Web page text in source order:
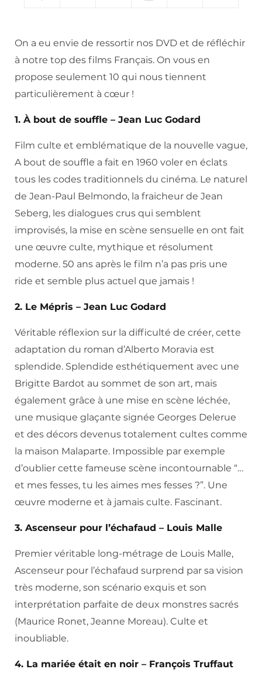
On a eu envie de ressortir nos DVD et de réfléchir
à notre top des films Français. On vous en
propose seulement 10 qui nous tiennent
particulièrement à cœur !
1. À bout de souffle – Jean Luc Godard
Film culte et emblématique de la nouvelle vague,
A bout de souffle a fait en 1960 voler en éclats
tous les codes traditionnels du cinéma. Le naturel
de Jean-Paul Belmondo, la fraicheur de Jean
Seberg, les dialogues crus qui semblent
improvisés, la mise en scène sensuelle en ont fait
une œuvre culte, mythique et résolument
moderne. 50 ans après le film n’a pas pris une
ride et semble plus actuel que jamais !
2. Le Mépris – Jean Luc Godard
Véritable réflexion sur la difficulté de créer, cette
adaptation du roman d’Alberto Moravia est
splendide. Splendide esthétiquement avec une
Brigitte Bardot au sommet de son art, mais
également grâce à une mise en scène léchée,
une musique glaçante signée Georges Delerue
et des décors devenus totalement cultes comme
la maison Malaparte. Impossible par exemple
d’oublier cette fameuse scène incontournable “…
et mes fesses, tu les aimes mes fesses ?”. Une
œuvre moderne et à jamais culte. Fascinant.
3. Ascenseur pour l’échafaud – Louis Malle
Premier véritable long-métrage de Louis Malle,
Ascenseur pour l’échafaud surprend par sa vision
très moderne, son scénario exquis et son
interprétation parfaite de deux monstres sacrés
(Maurice Ronet, Jeanne Moreau). Culte et
inoubliable.
4. La mariée était en noir – François Truffaut